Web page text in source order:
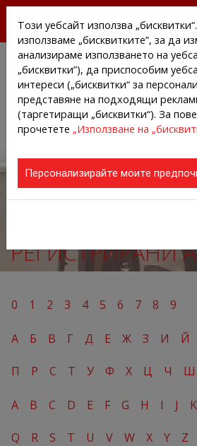
АГЕНЦИИТЕ И
РЕГИСТРИРАНИ
0 1 2 3 4 5 6 7 8 9
А Б В Г Д Е Ж З И Й
П Р С Т У Ф Х Ц Ч Ш
A B C D E F G H I J K
Q R S T U V W X Y Z
Този уебсайт използва
използваме „бисквитките”, за да
анализираме използването на
„бисквитки”), да приспособим
интереси („бисквитки“ за
представяне на подходящи
(таргетиращи „бисквитки“). За
прочетете „Използване на
Персонализирайте моите